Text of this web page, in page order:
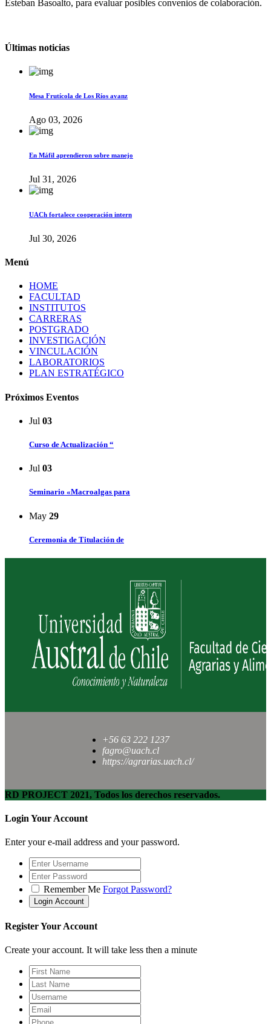
Esteban Basoalto, para evaluar posibles convenios de colaboración.
Últimas noticias
Mesa Frutícola de Los Ríos avanz
Ago 03, 2026
En Máfil aprendieron sobre manejo
Jul 31, 2026
UACh fortalece cooperación intern
Jul 30, 2026
Menú
HOME
FACULTAD
INSTITUTOS
CARRERAS
POSTGRADO
INVESTIGACIÓN
VINCULACIÓN
LABORATORIOS
PLAN ESTRATÉGICO
Próximos Eventos
Jul 03
Curso de Actualización “
Jul 03
Seminario «Macroalgas para
May 29
Ceremonia de Titulación de
+56 63 222 1237
fagro@uach.cl
https://agrarias.uach.cl/
RD PROJECT 2021, Todos los derechos reservados.
Login Your Account
Enter your e-mail address and your password.
Remember Me Forgot Password?
Register Your Account
Create your account. It will take less then a minute